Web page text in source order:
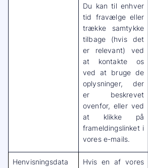
Du kan til enhver
tid fravælge eller
trække samtykke
tilbage (hvis det
er relevant) ved
at kontakte os
ved at bruge de
oplysninger, der
er beskrevet
ovenfor, eller ved
at klikke på
frameldingslinket i
vores e-mails.
Henvisningsdata
Hvis en af vores